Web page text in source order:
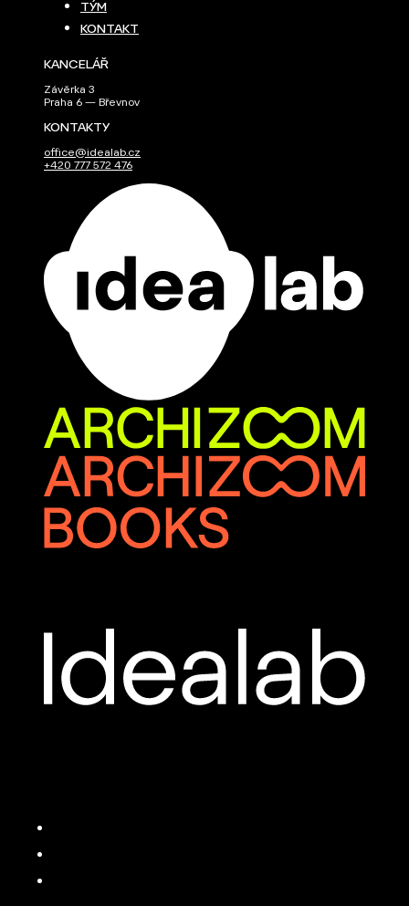
TÝM
KONTAKT
KANCELÁŘ
Závěrka 3
Praha 6 — Břevnov
KONTAKTY
office@idealab.cz
+420 777 572 476